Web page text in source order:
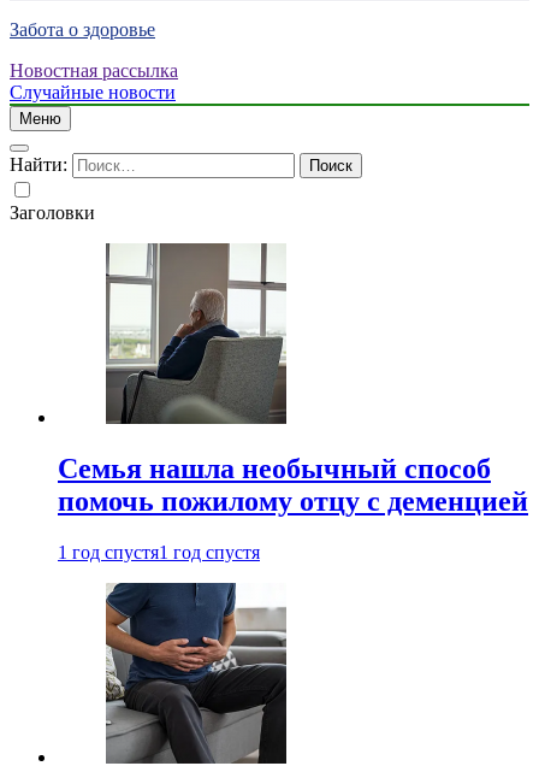
Забота о здоровье
Новостная рассылка
Случайные новости
Меню
Найти:
Заголовки
Семья нашла необычный способ
помочь пожилому отцу с деменцией
1 год спустя1 год спустя